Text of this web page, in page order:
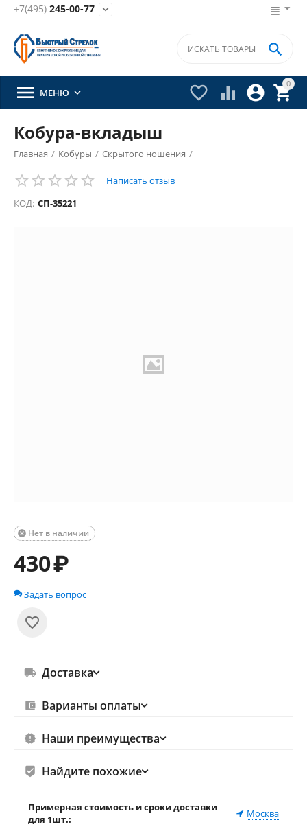
+7(495) 245-00-77 
0


 

 МЕНЮ 
Кобура-вкладыш
Главная / Кобуры / Скрытого ношения /
Написать отзыв
КОД: СП-35221
Нет в наличии

430₽
Задать вопрос
Доставка
Варианты оплаты
Наши преимущества
Найдите похожие
Примерная стоимость и сроки доставки
для 1шт.:
Москва